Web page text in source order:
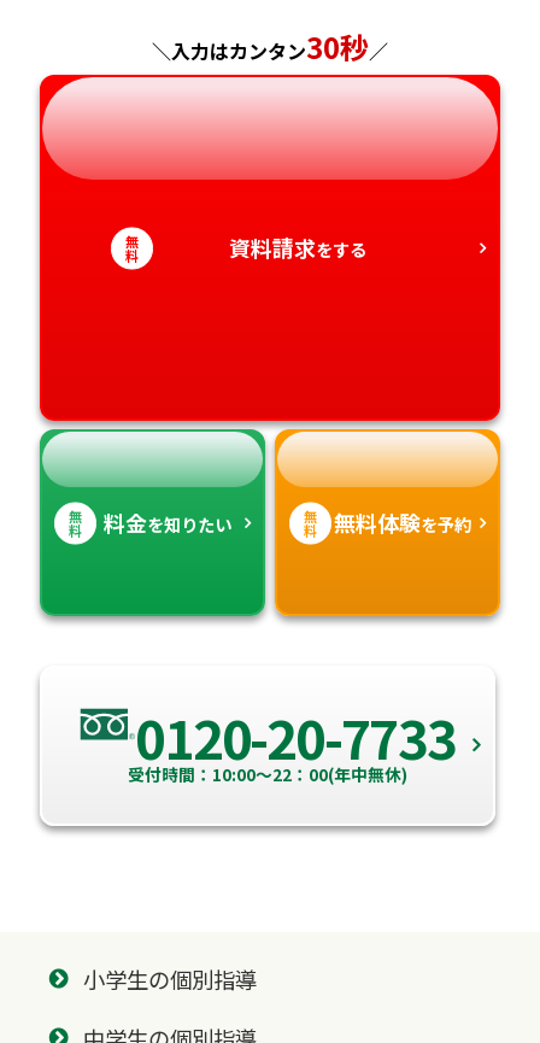
神奈川県
岐阜県
静岡県
愛知県
奈良県
和歌山県
山口県
徳島県
香川県
長崎県
熊本県
大分県
宮崎県
＼入力はカンタン30秒／
無
料 資料請求をする
無
料 料金を知りたい 無
料 無料体験を予約
0120-20-7733
受付時間：10:00～22：00(年中無休)
小学生の個別指導